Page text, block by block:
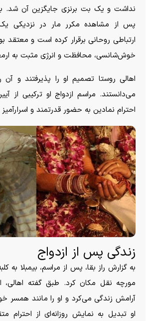
نداشت و یک بت برنزی جایگزین آن شد.
پس از مشاهده مکرر مار در نزدیکی
ارتباطی روحانی برقرار کرده است و معتقد
خوش‌شانسی، محافظت و انرژی مثبت به
اهالی روستا تصمیم او را پذیرفتند و آن
می‌دانستند. مراسم ازدواج او ترکیبی از
احترام نمادین به حضور قدرتمند و
زندگی پس از ازدواج
به گزارش راز بقا، پس از مراسم، بیمبلا به
مورچه نقل مکان کرد. طبق گفته اهالی،
آرامش زندگی می‌کرد و او را مانند همسر
او تبدیل به نمایش روزانه‌ای از احترام